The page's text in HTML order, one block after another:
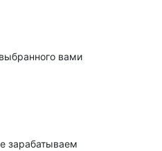
вами
зарабатываем